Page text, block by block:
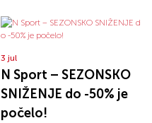
3 jul
N Sport – SEZONSKO
SNIŽENJE do -50% je
počelo!